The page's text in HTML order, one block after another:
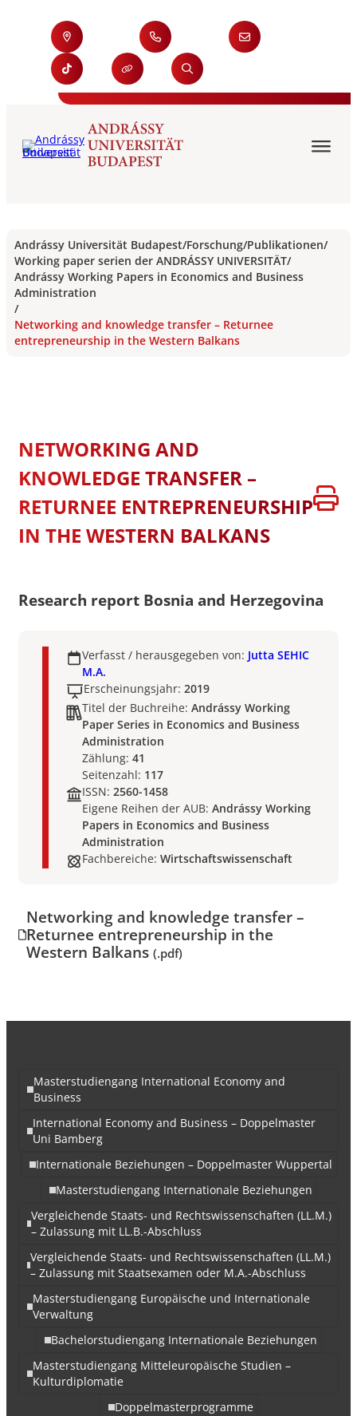
Andrássy Universität Budapest/Forschung/Publikationen/
Working paper serien der ANDRÁSSY UNIVERSITÄT/
Andrássy Working Papers in Economics and Business
Administration
/
Networking and knowledge transfer – Returnee
entrepreneurship in the Western Balkans
NETWORKING AND
KNOWLEDGE TRANSFER –
RETURNEE ENTREPRENEURSHIP
IN THE WESTERN BALKANS
Research report Bosnia and Herzegovina
Verfasst / herausgegeben von: Jutta SEHIC
M.A.
Erscheinungsjahr: 2019
Titel der Buchreihe: Andrássy Working
Paper Series in Economics and Business
Administration
Zählung: 41
Seitenzahl: 117
ISSN: 2560-1458
Eigene Reihen der AUB: Andrássy Working
Papers in Economics and Business
Administration
Fachbereiche: Wirtschaftswissenschaft
Networking and knowledge transfer –
Returnee entrepreneurship in the
Western Balkans(.pdf)
Masterstudiengang International Economy and
Business
International Economy and Business – Doppelmaster
Uni Bamberg
Internationale Beziehungen – Doppelmaster Wuppertal
Masterstudiengang Internationale Beziehungen
Vergleichende Staats- und Rechtswissenschaften (LL.M.)
– Zulassung mit LL.B.-Abschluss
Vergleichende Staats- und Rechtswissenschaften (LL.M.)
– Zulassung mit Staatsexamen oder M.A.-Abschluss
Masterstudiengang Europäische und Internationale
Verwaltung
Bachelorstudiengang Internationale Beziehungen
Masterstudiengang Mitteleuropäische Studien –
Kulturdiplomatie
Doppelmasterprogramme